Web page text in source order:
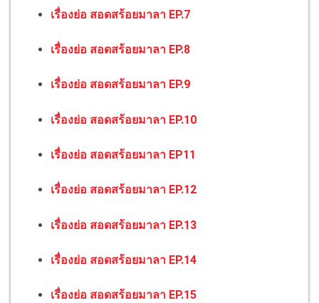
เรื่องย่อ สอดสร้อยมาลา EP.7
เรื่องย่อ สอดสร้อยมาลา EP.8
เรื่องย่อ สอดสร้อยมาลา EP.9
เรื่องย่อ สอดสร้อยมาลา EP.10
เรื่องย่อ สอดสร้อยมาลา EP11
เรื่องย่อ สอดสร้อยมาลา EP.12
เรื่องย่อ สอดสร้อยมาลา EP.13
เรื่องย่อ สอดสร้อยมาลา EP.14
เรื่องย่อ สอดสร้อยมาลา EP.15